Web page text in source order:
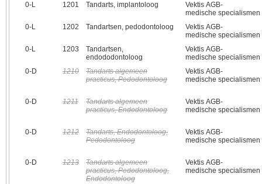
0‑L
1201 Tandarts, implantoloog
Vektis AGB-
medische specialismen
0‑L
1202 Tandartsen, pedodontoloog
Vektis AGB-
medische specialismen
0‑L
1203
Tandartsen,
endododontoloog
Vektis AGB-
medische specialismen
0‑D
1210
Tandarts algemeen
practicus, Pedodontoloog
Vektis AGB-
medische specialismen
0‑D 1211
Tandarts algemeen
practicus, Endodontoloog
Vektis AGB-
medische specialismen
0‑D 1212
Tandarts, Endodontoloog,
Pedodontoloog
Vektis AGB-
medische specialismen
0‑D 1213
Tandarts algemeen
practicus, Pedodontoloog,
Endodontoloog
Vektis AGB-
medische specialismen